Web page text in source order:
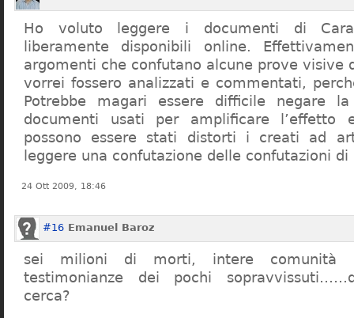
Ho voluto leggere i documenti di
liberamente disponibili online.
argomenti che confutano alcune prove visive
vorrei fossero analizzati e commentati,
Potrebbe magari essere difficile negare
documenti usati per amplificare l’effetto
possono essere stati distorti i creati ad
leggere una confutazione delle confutazioni di
24 Ott 2009, 18:46
#16 Emanuel Baroz
sei milioni di morti, intere comunità
testimonianze dei pochi
cerca?